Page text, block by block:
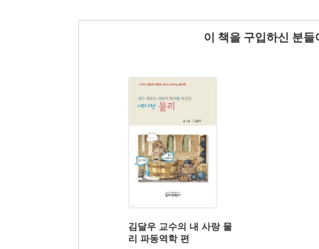
이 책을 구입하신 분
김달우 교수의 내 사랑 물
리 파동역학 편